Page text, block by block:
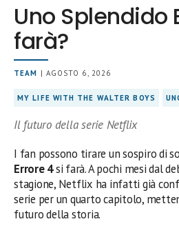
Uno Splendido
farà?
TEAM | AGOSTO 6, 2026
MY LIFE WITH THE WALTER BOYS
Il futuro della serie Netflix
I fan possono tirare un sospiro di
Errore 4si farà. A pochi mesi dal
stagione, Netflix ha infatti già
serie per un quarto capitolo,
futuro della storia.